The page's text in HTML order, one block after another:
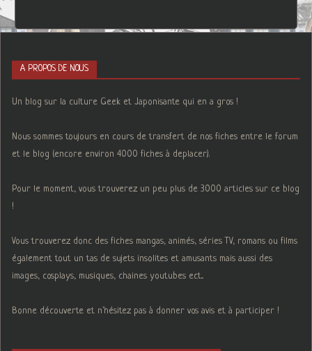
A PROPOS DE NOUS
Un blog sur la culture Geek et Japonisante qui en a gros !
Nous sommes toujours en cours de transfert de nos fiches entre le forum
et le blog (encore environ 4000 fiches à deplacer).
Pour le moment, vous trouverez un peu plus de 3000 articles sur ce blog
!
Vous trouverez donc des fiches mangas, animés, séries TV, romans ou films
également tout un tas de sujets insolites et amusants mais aussi des
images, cosplays, musiques, chaines youtubes ect...
Bonne découverte et n'hésitez pas à donner vos avis et à participer !